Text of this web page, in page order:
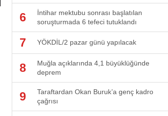
6
İntihar mektubu sonrası başlatılan
soruşturmada 6 tefeci tutuklandı
7 YÖKDİL/2 pazar günü yapılacak
8
Muğla açıklarında 4,1 büyüklüğünde
deprem
9
Taraftardan Okan Buruk’a genç kadro
çağrısı